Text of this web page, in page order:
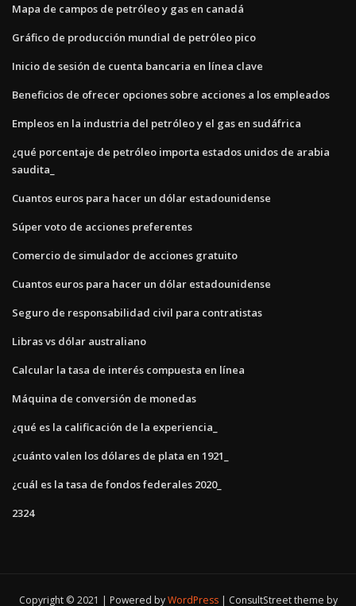
Mapa de campos de petróleo y gas en canadá
Gráfico de producción mundial de petróleo pico
Inicio de sesión de cuenta bancaria en línea clave
Beneficios de ofrecer opciones sobre acciones a los empleados
Empleos en la industria del petróleo y el gas en sudáfrica
¿qué porcentaje de petróleo importa estados unidos de arabia
saudita_
Cuantos euros para hacer un dólar estadounidense
Súper voto de acciones preferentes
Comercio de simulador de acciones gratuito
Cuantos euros para hacer un dólar estadounidense
Seguro de responsabilidad civil para contratistas
Libras vs dólar australiano
Calcular la tasa de interés compuesta en línea
Máquina de conversión de monedas
¿qué es la calificación de la experiencia_
¿cuánto valen los dólares de plata en 1921_
¿cuál es la tasa de fondos federales 2020_
2324
Copyright © 2021 | Powered byWordPress ConsultStreet theme by